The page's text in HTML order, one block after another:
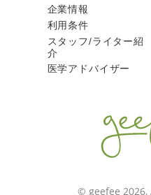
企業情報
利用条件
スタッフ/ライター紹
介
医学アドバイザー
© geefee